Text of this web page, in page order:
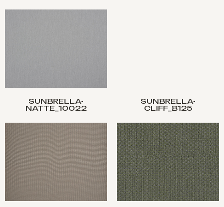
SUNBRELLA-
NATTE_10022
SUNBRELLA-
CLIFF_B125